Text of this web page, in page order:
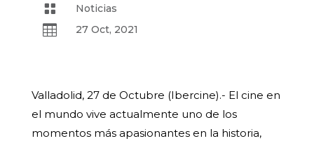
 Noticias
 27 Oct, 2021
Valladolid, 27 de Octubre (Ibercine).- El cine en
el mundo vive actualmente uno de los
momentos más apasionantes en la historia,